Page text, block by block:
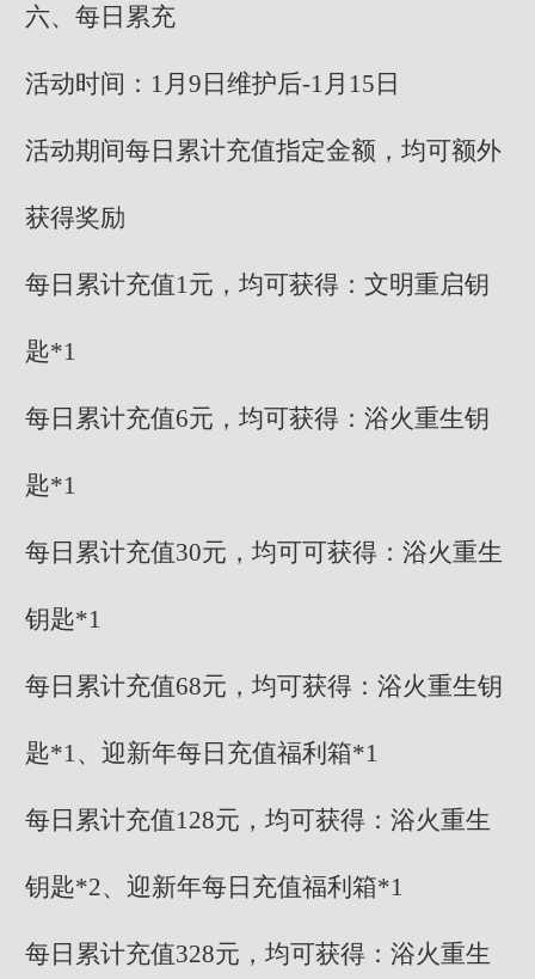
六、每日累充
活动时间：1月9日维护后-1月15日
活动期间每日累计充值指定金额，均可额外
获得奖励
每日累计充值1元，均可获得：文明重启钥
匙*1
每日累计充值6元，均可获得：浴火重生钥
匙*1
每日累计充值30元，均可可获得：浴火重生
钥匙*1
每日累计充值68元，均可获得：浴火重生钥
匙*1、迎新年每日充值福利箱*1
每日累计充值128元，均可获得：浴火重生
钥匙*2、迎新年每日充值福利箱*1
每日累计充值328元，均可获得：浴火重生